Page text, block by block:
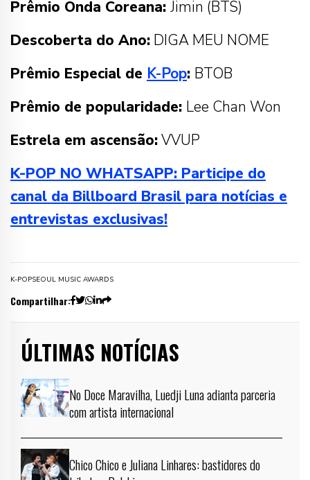
Prêmio Onda Coreana: Jimin (BTS)
Descoberta do Ano: DIGA MEU NOME
Prêmio Especial de K-Pop: BTOB
Prêmio de popularidade: Lee Chan Won
Estrela em ascensão:VVUP
K-POP NO WHATSAPP: Participe do
canal da Billboard Brasil para notícias e
entrevistas exclusivas!
K-POPSEOUL MUSIC AWARDS
Compartilhar:
ÚLTIMAS NOTÍCIAS
No Doce Maravilha, Luedji Luna adianta parceria
com artista internacional
Chico Chico e Juliana Linhares: bastidores do